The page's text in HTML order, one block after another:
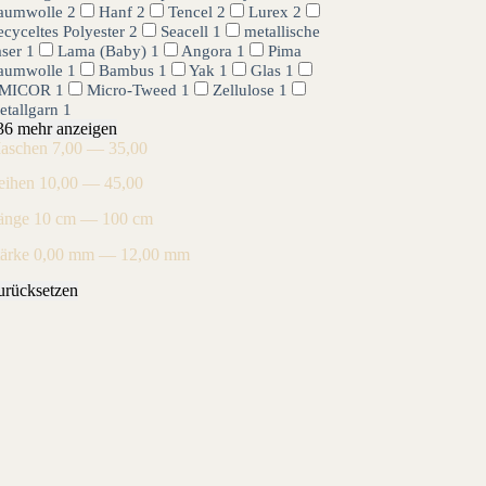
2 Hanf 2 Tencel 2 Lurex 2
Polyester 2 Seacell 1
metallische
1 Lama (Baby) 1 Angora 1
Pima
1 Bambus 1 Yak 1 Glas 1
1 Micro-Tweed 1 Zellulose 1
1
mehr anzeigen
7,00 — 35,00
10,00 — 45,00
10 cm — 100 cm
0,00 mm — 12,00 mm